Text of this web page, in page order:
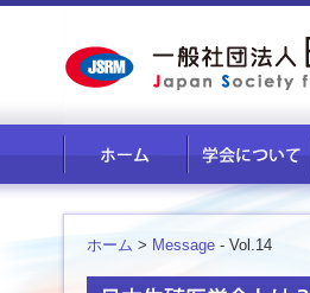
ホーム > Message - Vol.14